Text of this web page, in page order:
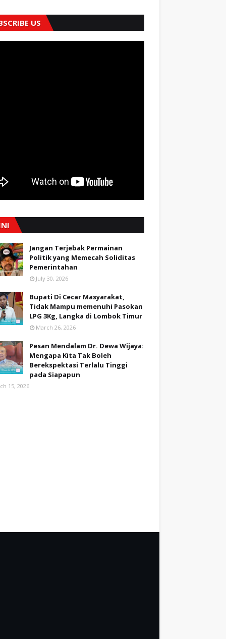
US
Jangan Terjebak Permainan
Politik yang Memecah Soliditas
Pemerintahan
July 30, 2026
Bupati Di Cecar Masyarakat,
Tidak Mampu memenuhi Pasokan
LPG 3Kg, Langka di Lombok Timur
March 26, 2026
Pesan Mendalam Dr. Dewa Wijaya:
Mengapa Kita Tak Boleh
Berekspektasi Terlalu Tinggi
pada Siapapun
15, 2026